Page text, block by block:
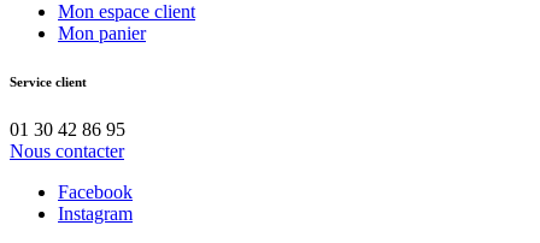
Mon espace client
Mon panier
Service client
01 30 42 86 95
Nous contacter
Facebook
Instagram